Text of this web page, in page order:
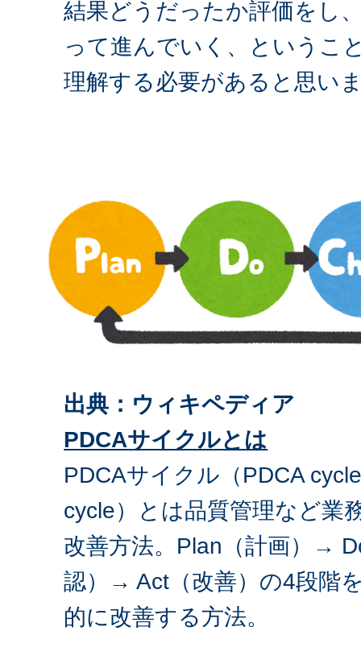
結果どうだったか評価をし
って進んでいく、というこ
理解する必要があると思い
出典：ウィキペディア
PDCAサイクルとは
PDCAサイクル（PDCA
cycle）とは品質管理など業
改善方法。Plan（計画）→
認）→ Act（改善）の4段階
的に改善する方法。